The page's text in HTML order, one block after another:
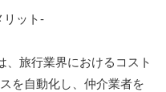
リット-
、旅行業界におけるコスト
を自動化し、仲介業者を